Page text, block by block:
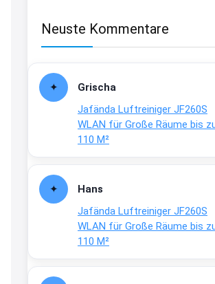
Neuste Kommentare
Grischa
Jafända Luftreiniger JF260S
WLAN für Große Räume bis
110 M²
Hans
Jafända Luftreiniger JF260S
WLAN für Große Räume bis
110 M²
29.07www.haribo.com/
↩
Joachim
Ab diesem Jahr gibt es
Fielmann-Blinkis mehr /
www.fielmann-
group.com/blinkis...
13:44